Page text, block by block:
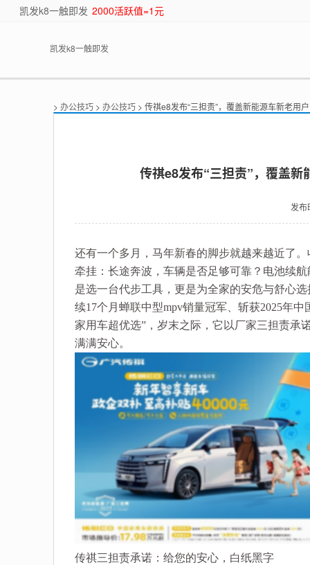
凯发k8一触即发 2000活跃值=1元
凯发k8一触即发
> 办公技巧 > 办公技巧 > 传祺e8发布“三担责”，覆盖新能源车新老用
传祺e8发布“三担责”，覆盖
发布
还有一个多月，马年新春的脚步就越来越近了
牵挂：长途奔波，车辆是否足够可靠？电池续
是选一台代步工具，更是为全家的安危与舒心
续17个月蝉联中型mpv销量冠军、斩获2025年
家用车超优选”，岁末之际，它以厂家三担责承
满满安心。
传祺三担责承诺：给您的安心，白纸黑字